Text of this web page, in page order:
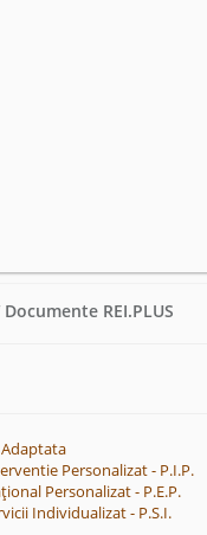
REI.PLUS
Personalizat - P.I.P.
Personalizat - P.E.P.
Individualizat - P.S.I.